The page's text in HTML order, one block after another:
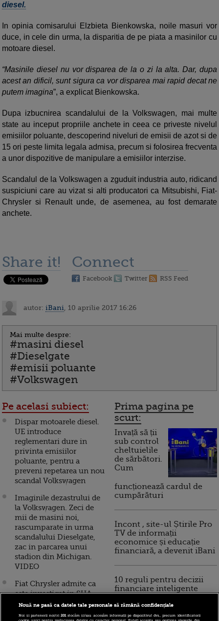
diesel.
In opinia comisarului Elzbieta Bienkowska, noile masuri vor
duce, in cele din urma, la disparitia de pe piata a masinilor cu
motoare diesel.
“Masinile diesel nu vor disparea de la o zi la alta. Dar, dupa
acest an dificil, sunt sigura ca vor disparea mai rapid decat ne
putem imagina”, a explicat Bienkowska.
Dupa izbucnirea scandalului de la Volkswagen, mai multe
state au inceput propriile anchete in ceea ce priveste nivelul
emisiilor poluante, descoperind niveluri de emisii de azot si de
15 ori peste limita legala admisa, precum si folosirea frecventa
a unor dispozitive de manipulare a emisiilor interzise.
Scandalul de la Volkswagen a zguduit industria auto, ridicand
suspiciuni care au vizat si alti producatori ca Mitsubishi, Fiat-
Chrysler si Renault unde, de asemenea, au fost demarate
anchete.
Share it! Connect
Facebook Twitter RSS Feed
autor: iBani , 10 aprilie 2017 16:26
Mai multe despre:
#masini diesel
#Dieselgate
#emisii poluante
#Volkswagen
Pe acelasi subiect:
Dispar motoarele diesel.
UE introduce
reglementari dure in
privinta emisiilor
poluante, pentru a
preveni repetarea un nou
scandal Volkswagen
Imaginile dezastrului de
la Volkswagen. Zeci de
mii de masini noi,
rascumparate in urma
scandalului Dieselgate,
zac in parcarea unui
stadion din Michigan.
VIDEO
Fiat Chrysler admite ca
este investigat in SUA
din cauza emisiilor unor
vehicule diesel
Prima pagina pe
scurt:
Invață să ții
sub control
cheltuielile
de sărbători.
Cum
funcționează cardul de
cumpărături
Incont , site-ul Știrile Pro
TV de informații
economice și educație
financiară, a devenit iBani
10 reguli pentru decizii
financiare inteligente
Nouă ne pasă ca datele tale personale să rămână confidențiale
Noi și partenerii noștri201stocăm și/sau accesăm informații pe dispozitivul dvs., precum identificatorii